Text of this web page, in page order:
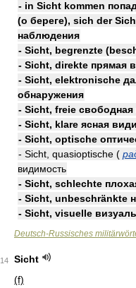
- in Sicht kommen
(о береге), sich der
наблюдения
- Sicht, begrenzte
- Sicht, direkte прямая
- Sicht, elektronische
обнаружения
- Sicht, freie
- Sicht, klare ясная
- Sicht, optische
- Sicht, quasioptische (
видимость
- Sicht, schlechte
- Sicht, unbeschränkte
- Sicht, visuelle
Deutsch-Russisches
14
Sicht
(f)